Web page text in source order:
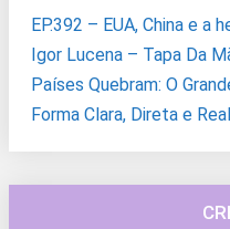
EP.392 – EUA, China e
Igor Lucena – Tapa Da
Países Quebram: O
Forma Clara, Direta e